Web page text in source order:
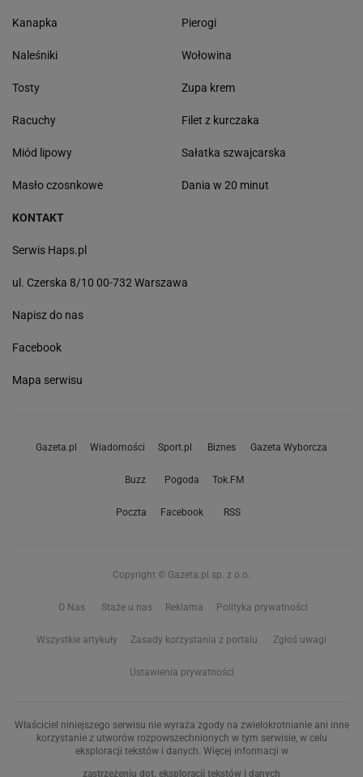
Kanapka
Naleśniki
Tosty
Racuchy
Miód lipowy
Masło czosnkowe
Pierogi
Wołowina
Zupa krem
Filet z kurczaka
Sałatka szwajcarska
Dania w 20 minut
KONTAKT
Serwis Haps.pl
ul. Czerska 8/10 00-732 Warszawa
Napisz do nas
Facebook
Mapa serwisu
Gazeta.pl Wiadomości Sport.pl Biznes Gazeta Wyborcza
Buzz Pogoda Tok.FM
Poczta Facebook RSS
Copyright © Gazeta.pl sp. z o.o.
O Nas Staże u nas Reklama Polityka prywatności
Wszystkie artykuły Zasady korzystania z portalu Zgłoś uwagi
Ustawienia prywatności
Właściciel niniejszego serwisu nie wyraża zgody na zwielokrotnianie ani inne
korzystanie z utworów rozpowszechnionych w tym serwisie, w celu
eksploracji tekstów i danych. Więcej informacji w
zastrzeżeniu dot. eksploracji tekstów i danych